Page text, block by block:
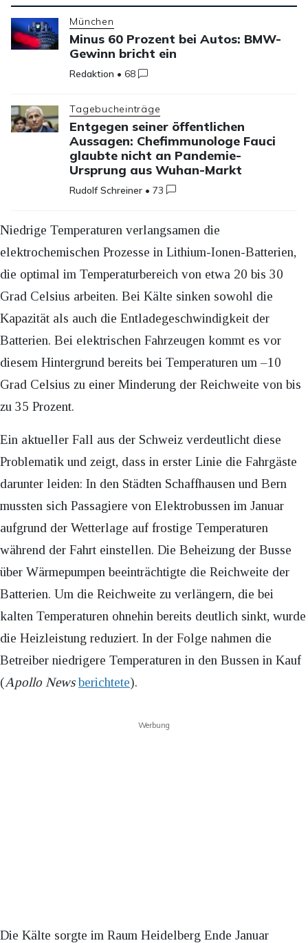
München
Minus 60 Prozent bei Autos: BMW-
Gewinn bricht ein
Redaktion •68
Tagebucheinträge
Entgegen seiner öffentlichen
Aussagen: Chefimmunologe Fauci
glaubte nicht an Pandemie-
Ursprung aus Wuhan-Markt
Rudolf Schreiner •73
Niedrige Temperaturen verlangsamen die
elektrochemischen Prozesse in Lithium-Ionen-Batterien,
die optimal im Temperaturbereich von etwa 20 bis 30
Grad Celsius arbeiten. Bei Kälte sinken sowohl die
Kapazität als auch die Entladegeschwindigkeit der
Batterien. Bei elektrischen Fahrzeugen kommt es vor
diesem Hintergrund bereits bei Temperaturen um –10
Grad Celsius zu einer Minderung der Reichweite von bis
zu 35 Prozent.
Ein aktueller Fall aus der Schweiz verdeutlicht diese
Problematik und zeigt, dass in erster Linie die Fahrgäste
darunter leiden: In den Städten Schaffhausen und Bern
mussten sich Passagiere von Elektrobussen im Januar
aufgrund der Wetterlage auf frostige Temperaturen
während der Fahrt einstellen. Die Beheizung der Busse
über Wärmepumpen beeinträchtigte die Reichweite der
Batterien. Um die Reichweite zu verlängern, die bei
kalten Temperaturen ohnehin bereits deutlich sinkt, wurde
die Heizleistung reduziert. In der Folge nahmen die
Betreiber niedrigere Temperaturen in den Bussen in Kauf
(Apollo News berichtete).
Werbung
Die Kälte sorgte im Raum Heidelberg Ende Januar